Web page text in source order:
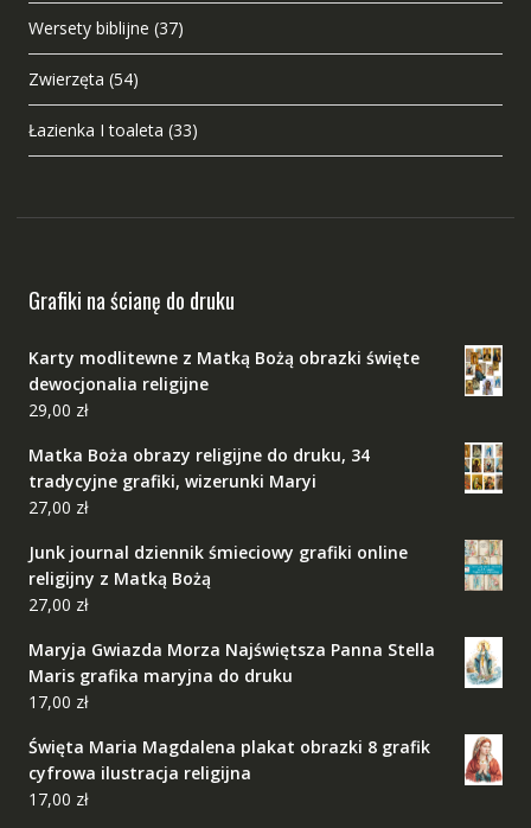
Wersety biblijne (37)
Zwierzęta (54)
Łazienka I toaleta (33)
Grafiki na ścianę do druku
Karty modlitewne z Matką Bożą obrazki święte
dewocjonalia religijne
29,00 zł
Matka Boża obrazy religijne do druku, 34
tradycyjne grafiki, wizerunki Maryi
27,00 zł
Junk journal dziennik śmieciowy grafiki online
religijny z Matką Bożą
27,00 zł
Maryja Gwiazda Morza Najświętsza Panna Stella
Maris grafika maryjna do druku
17,00 zł
Święta Maria Magdalena plakat obrazki 8 grafik
cyfrowa ilustracja religijna
17,00 zł